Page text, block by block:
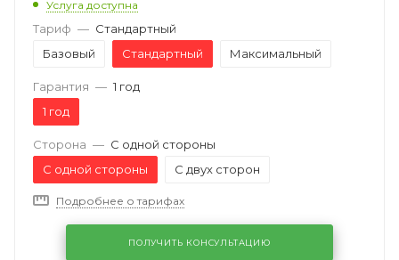
Услуга доступна
Тариф — Стандартный
Базовый
Стандартный Максимальный
Гарантия — 1 год
1 год
Сторона — С одной стороны
С одной стороны
С двух сторон
Подробнее о тарифах
ПОЛУЧИТЬ КОНСУЛЬТАЦИЮ